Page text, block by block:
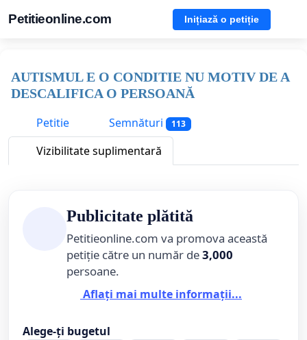
Petitieonline.com Inițiază o petiție
AUTISMUL E O CONDITIE NU MOTIV DE A
DESCALIFICA O PERSOANĂ
Petitie
Semnături 113
Vizibilitate suplimentară
Publicitate plătită
Petitieonline.com va promova această
petiție către un număr de3,000
persoane.
Aflați mai multe informații...
Alege-ți bugetul